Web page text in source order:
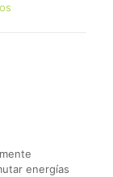
energías